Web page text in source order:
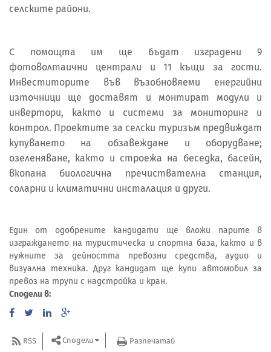
селските райони.
С помощта им ще бъдат изградени 9
фотоволтаични централи и 11 къщи за гости.
Инвеститорите във възобновяеми енергийни
източници ще доставят и монтират модули и
инвертори, както и системи за мониторинг и
контрол. Проектите за селски туризъм предвиждат
купуването на обзавеждане и оборудване;
озеленяване, както и строежа на беседка, басейн,
вкопана биологична пречиствателна станция,
соларни и климатични инсталация и други.
Един от одобрените кандидати ще вложи парите в
изграждането на туристическа и спортна база, както и в
нужните за дейността превозни средства, аудио и
визуална техника. Друг кандидат ще купи автомобил за
превоз на трупи с надстройка и кран.
Сподели в:
RSS Сподели Разпечатай